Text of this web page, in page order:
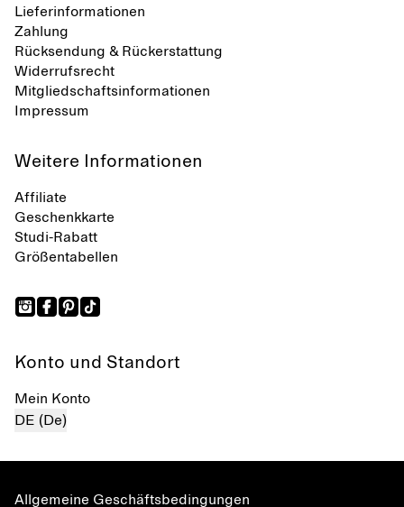
Lieferinformationen
Zahlung
Rücksendung & Rückerstattung
Widerrufsrecht
Mitgliedschaftsinformationen
Impressum
Weitere Informationen
Affiliate
Geschenkkarte
Studi-Rabatt
Größentabellen
Konto und Standort
Mein Konto
DE (De)
Allgemeine Geschäftsbedingungen